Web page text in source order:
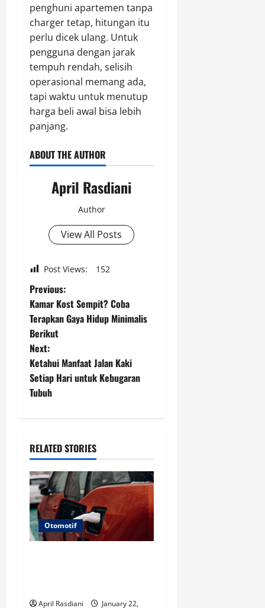
penghuni apartemen tanpa
charger tetap, hitungan itu
perlu dicek ulang. Untuk
pengguna dengan jarak
tempuh rendah, selisih
operasional memang ada,
tapi waktu untuk menutup
harga beli awal bisa lebih
panjang.
ABOUT THE AUTHOR
April Rasdiani
Author
View All Posts
Post Views: 152
P
o
s
t
n
v
i
g
a
t
Previous:
Kamar Kost Sempit? Coba
Terapkan Gaya Hidup Minimalis
Berikut
Next:
Ketahui Manfaat Jalan Kaki
Setiap Hari untuk Kebugaran
Tubuh
RELATED STORIES
Otomotif
April Rasdiani
January 22,